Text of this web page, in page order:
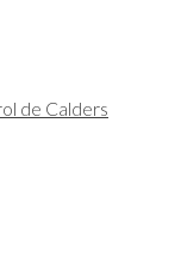
de Calders